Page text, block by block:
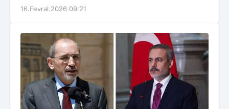
16.Fevral.2026 09:21